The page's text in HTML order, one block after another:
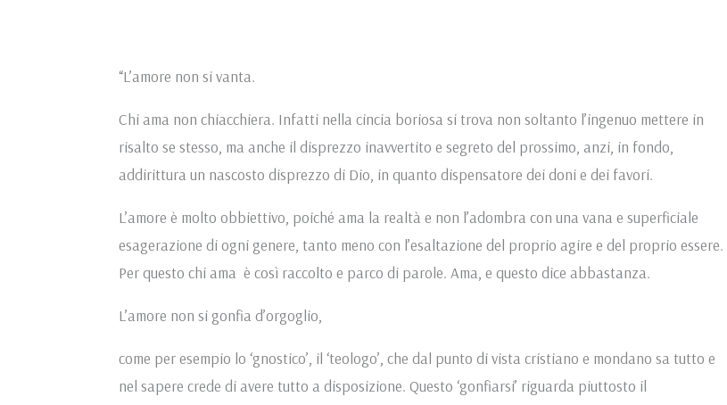
“L’amore non si vanta.
Chi ama non chiacchiera. Infatti nella cincia boriosa si trova non soltanto l’ingenuo mettere in
risalto se stesso, ma anche il disprezzo inavvertito e segreto del prossimo, anzi, in fondo,
addirittura un nascosto disprezzo di Dio, in quanto dispensatore dei doni e dei favori.
L’amore è molto obbiettivo, poiché ama la realtà e non l’adombra con una vana e superficiale
esagerazione di ogni genere, tanto meno con l’esaltazione del proprio agire e del proprio essere.
Per questo chi ama è così raccolto e parco di parole. Ama, e questo dice abbastanza.
L’amore non si gonfia d’orgoglio,
come per esempio lo ‘gnostico’, il ‘teologo’, che dal punto di vista cristiano e mondano sa tutto e
nel sapere crede di avere tutto a disposizione. Questo ‘gonfiarsi’ riguarda piuttosto il